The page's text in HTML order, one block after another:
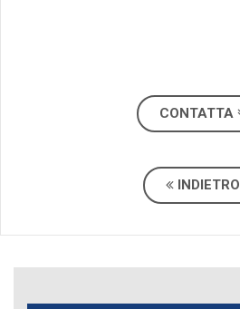
CONTATTA
INDIETRO